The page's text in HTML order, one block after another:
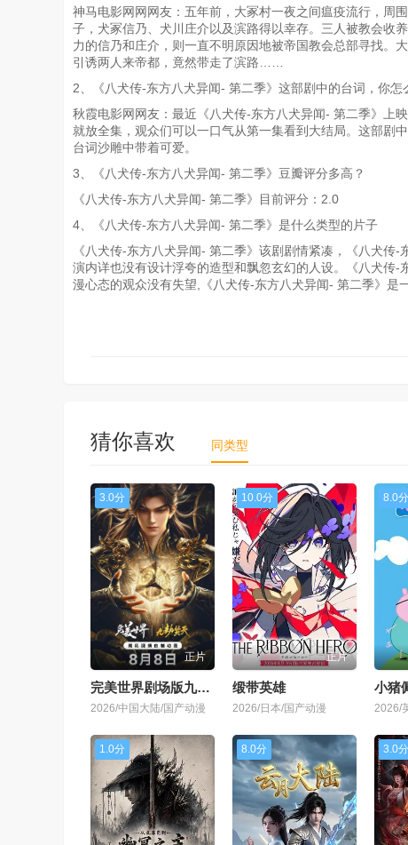
神马电影网网网友：五年前，大冢村一夜之间瘟疫流行，周
子，犬冢信乃、犬川庄介以及滨路得以幸存。三人被教会收
力的信乃和庄介，则一直不明原因地被帝国教会总部寻找。
引诱两人来帝都，竟然带走了滨路……
2、《八犬传-东方八犬异闻- 第二季》这部剧中的台词，你怎
秋霞电影网网友：最近《八犬传-东方八犬异闻- 第二季》上
就放全集，观众们可以一口气从第一集看到大结局。这部剧
台词沙雕中带着可爱。
3、《八犬传-东方八犬异闻- 第二季》豆瓣评分多高？
《八犬传-东方八犬异闻- 第二季》目前评分：2.0
4、《八犬传-东方八犬异闻- 第二季》是什么类型的片子
《八犬传-东方八犬异闻- 第二季》该剧剧情紧凑，《八犬
演内详也没有设计浮夸的造型和飘忽玄幻的人设。《八犬传
漫心态的观众没有失望,《八犬传-东方八犬异闻- 第二季》是
猜你喜欢 同类型
3.0分
正片
​完美世界剧场版九劫焚天​
2026/中国大陆/国产动漫
10.0分
正片
缎带英雄
2026/日本/国产动漫
8.0分
小猪
2026/
1.0分 8.0分 3.0分